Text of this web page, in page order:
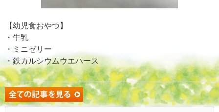
【幼児食おやつ】
・牛乳
・ミニゼリー
・鉄カルシウムウエハース